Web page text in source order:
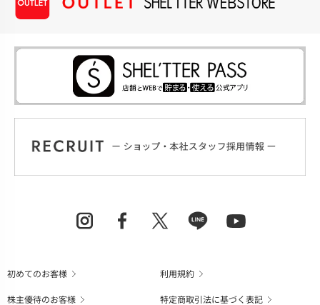
初めてのお客様
利用規約
株主優待のお客様
特定商取引法に基づく表記